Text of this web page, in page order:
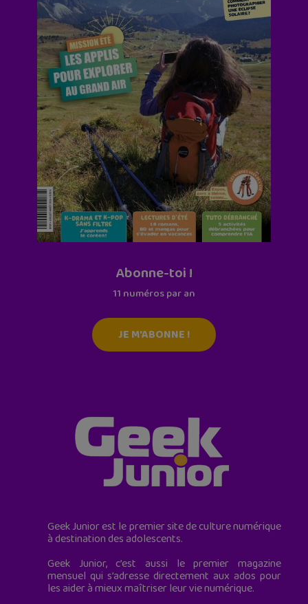
Abonne-toi !
11 numéros par an
JE M'ABONNE !
Geek Junior est le premier site de culture numérique
à destination des adolescents.
Geek Junior, c’est aussi le premier magazine
mensuel qui s’adresse directement aux ados pour
les aider à mieux maîtriser leur vie numérique.